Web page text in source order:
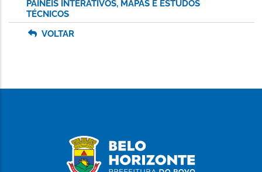
PAINÉIS INTERATIVOS, MAPAS E ESTUDOS
TÉCNICOS
VOLTAR